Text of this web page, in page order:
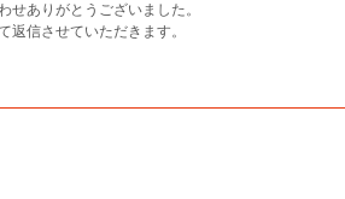
せありがとうございました。
返信させていただきます。